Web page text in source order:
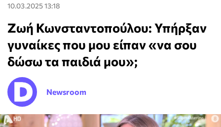
10.03.2025 13:18
Ζωή Κωνσταντοπούλου: Υπήρξαν
γυναίκες που μου είπαν «να σου
δώσω τα παιδιά μου»;
Newsroom